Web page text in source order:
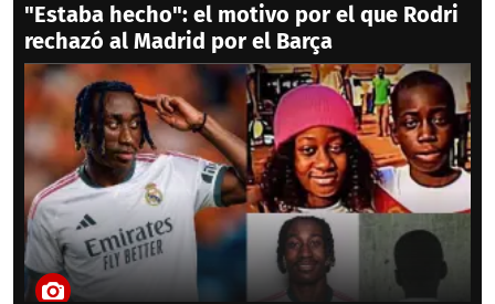
"Estaba hecho": el motivo por el que Rodri
rechazó al Madrid por el Barça